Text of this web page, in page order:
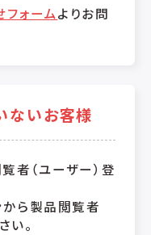
ォームよりお問
ないお客様
者（ユーザー）登
から製品閲覧者
い。